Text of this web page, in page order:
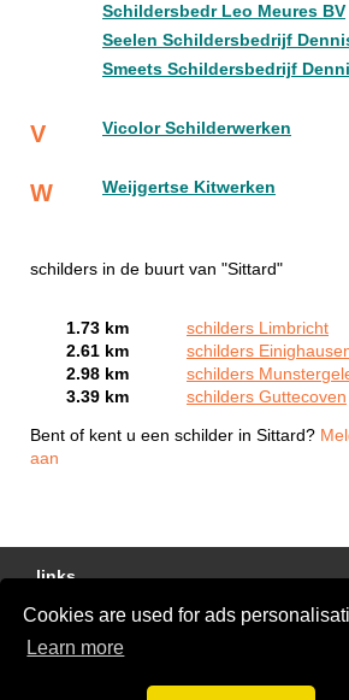
Cookies are used for ads
Learn more
Schildersbedr Leo Meures BV
Seelen Schildersbedrijf
Smeets Schildersbedrijf
V Vicolor Schilderwerken
W Weijgertse Kitwerken
schilders in de buurt van "Sittard"
1.73 km
schilders Limbricht
2.61 km
schilders
2.98 km
schilders
3.39 km
schilders Guttecoven
Bent of kent u een schilder in Sittard?
aan
links
Gratis Schilder Offertes Vergelijken
glaszetter-nu.nl